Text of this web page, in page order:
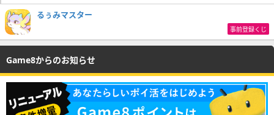
るぅみマスター
事前登録くじ
Game8からのお知らせ